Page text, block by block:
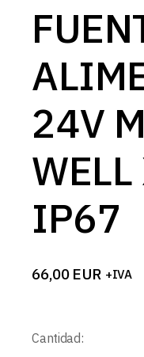
24V
IP67
66,00 EUR +IVA
Cantidad: